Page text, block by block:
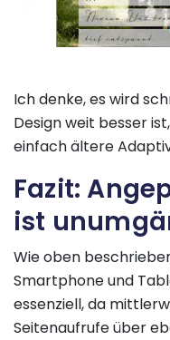
Ich denke, es wird
Design weit besser
einfach ältere
Fazit:
ist
Wie oben
Smartphone und
essenziell, da
Seitenaufrufe über